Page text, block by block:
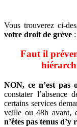
Vous trouverez ci-
votre droit de grève :
Faut il
NON, ce n’est pas
constater
certains services
veille ou 48h avant,
n’êtes pas tenus